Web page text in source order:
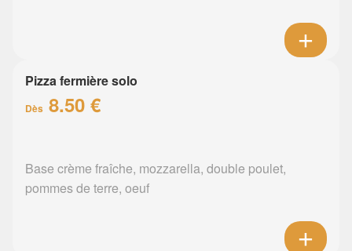
Pizza fermière solo
Dès 8.50 €
Base crème fraîche, mozzarella, double poulet,
pommes de terre, oeuf